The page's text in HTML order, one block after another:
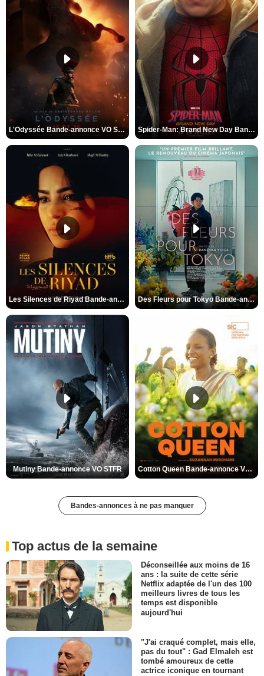
L'Odyssée Bande-annonce VO STFR Spider-Man: Brand New Day Bande-annonce VO STFR
Les Silences de Riyad Bande-annonce VO STFR Des Fleurs pour Tokyo Bande-annonce VO STFR
Mutiny Bande-annonce VO STFR Cotton Queen Bande-annonce VO STFR
Bandes-annonces à ne pas manquer
Top actus de la semaine
Déconseillée aux moins de 16
ans : la suite de cette série
Netflix adaptée de l'un des 100
meilleurs livres de tous les
temps est disponible
aujourd'hui
"J'ai craqué complet, mais elle,
pas du tout" : Gad Elmaleh est
tombé amoureux de cette
actrice iconique en tournant